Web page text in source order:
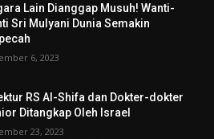
Lain Dianggap Musuh! Wanti-
Sri Mulyani Dunia Semakin
6, 2023
RS Al-Shifa dan Dokter-dokter
Ditangkap Oleh Israel
23, 2023